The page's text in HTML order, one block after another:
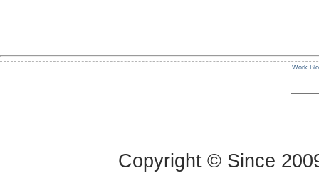
Work
Copyright © Since